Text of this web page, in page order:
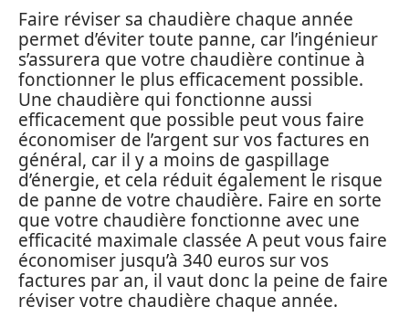
Faire réviser sa chaudière chaque année
permet d’éviter toute panne, car l’ingénieur
s’assurera que votre chaudière continue à
fonctionner le plus efficacement possible.
Une chaudière qui fonctionne aussi
efficacement que possible peut vous faire
économiser de l’argent sur vos factures en
général, car il y a moins de gaspillage
d’énergie, et cela réduit également le risque
de panne de votre chaudière. Faire en sorte
que votre chaudière fonctionne avec une
efficacité maximale classée A peut vous faire
économiser jusqu’à 340 euros sur vos
factures par an, il vaut donc la peine de faire
réviser votre chaudière chaque année.